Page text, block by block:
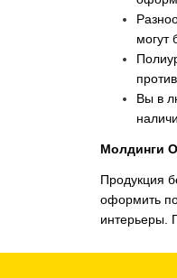
могут
Вы в
Молдинги
Продукция
оформить
интерьеры.